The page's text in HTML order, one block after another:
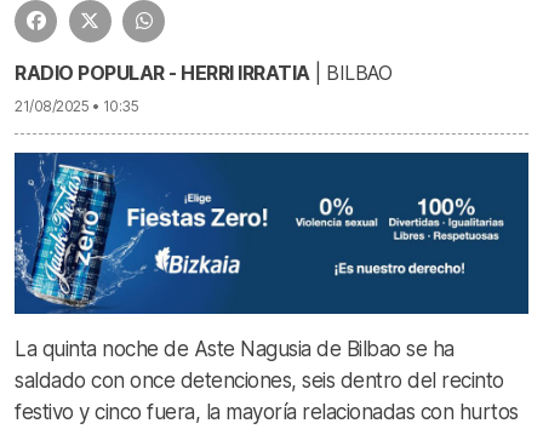
RADIO POPULAR - HERRI IRRATIA| BILBAO
21/08/2025 • 10:35
La quinta noche de Aste Nagusia de Bilbao se ha
saldado con once detenciones, seis dentro del recinto
festivo y cinco fuera, la mayoría relacionadas con hurtos